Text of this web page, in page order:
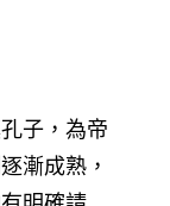
子，為帝
漸成熟，